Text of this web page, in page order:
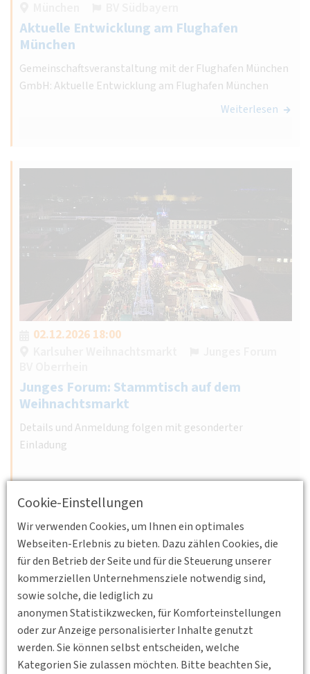
Cookie-Einstellungen
Wir verwenden Cookies, um Ihnen ein optimales
Webseiten-Erlebnis zu bieten. Dazu zählen Cookies, die
für den Betrieb der Seite und für die Steuerung unserer
kommerziellen Unternehmensziele notwendig sind,
sowie solche, die lediglich zu
anonymen Statistikzwecken, für Komforteinstellungen
oder zur Anzeige personalisierter Inhalte genutzt
werden. Sie können selbst entscheiden, welche
Kategorien Sie zulassen möchten. Bitte beachten Sie,
Aktuelle Entwicklung am Flughafen
München
Gemeinschaftsveranstaltung mit der Flughafen München
GmbH: Aktuelle Entwicklung am Flughafen München
Weiterlesen
02.12.2026 18:00
Junges Forum: Stammtisch auf dem
Weihnachtsmarkt
Details und Anmeldung folgen mit gesonderter
Einladung
08.12.2026 17:30 - 19:00
Kronenstraße 25, 70174 Stuttgart
BV
Württemberg e.V.
Falschparker automatisiert detektieren
Weitere Informationen zur Veranstaltung folgen in
Kürze!